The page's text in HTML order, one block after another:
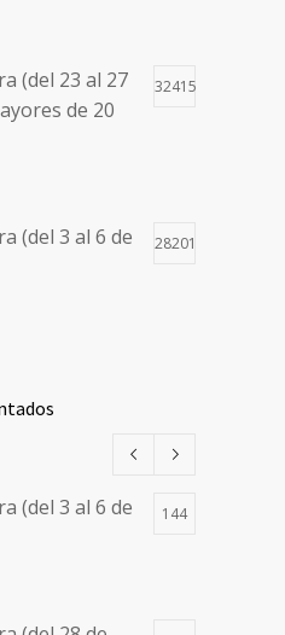
(del 23 al 27
de 20
32415
(del 3 al 6 de
28201
de 20
y Horarios
Citas
(del 3 al 6 de
144